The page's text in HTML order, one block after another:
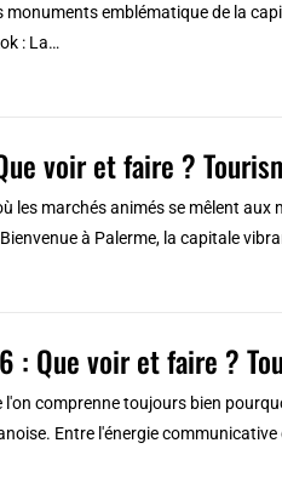
monuments emblématique de la
: La…
voir et faire ?
les marchés animés se mêlent
à Palerme, la capitale
: Que voir et faire ?
comprenne toujours bien
Entre l'énergie communicative